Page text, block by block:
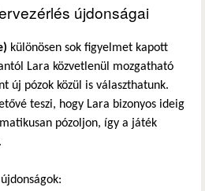
újdonságai
különösen sok figyelmet kapott
Lara közvetlenül mozgatható
új pózok közül is választhatunk.
teszi, hogy Lara bizonyos ideig
pózoljon, így a játék